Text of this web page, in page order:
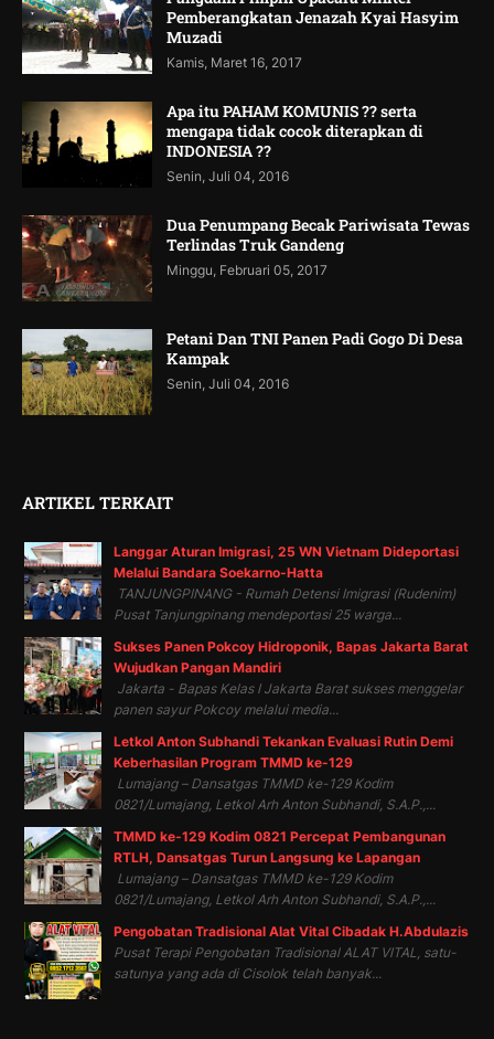
Pemberangkatan Jenazah Kyai Hasyim
Muzadi
Kamis, Maret 16, 2017
Apa itu PAHAM KOMUNIS ?? serta
mengapa tidak cocok diterapkan di
INDONESIA ??
Senin, Juli 04, 2016
Dua Penumpang Becak Pariwisata Tewas
Terlindas Truk Gandeng
Minggu, Februari 05, 2017
Petani Dan TNI Panen Padi Gogo Di Desa
Kampak
Senin, Juli 04, 2016
ARTIKEL TERKAIT
Langgar Aturan Imigrasi, 25 WN Vietnam Dideportasi
Melalui Bandara Soekarno-Hatta
TANJUNGPINANG - Rumah Detensi Imigrasi (Rudenim)
Pusat Tanjungpinang mendeportasi 25 warga...
Sukses Panen Pokcoy Hidroponik, Bapas Jakarta Barat
Wujudkan Pangan Mandiri
Jakarta - Bapas Kelas I Jakarta Barat sukses menggelar
panen sayur Pokcoy melalui media...
Letkol Anton Subhandi Tekankan Evaluasi Rutin Demi
Keberhasilan Program TMMD ke-129
Lumajang – Dansatgas TMMD ke-129 Kodim
0821/Lumajang, Letkol Arh Anton Subhandi, S.A.P.,...
TMMD ke-129 Kodim 0821 Percepat Pembangunan
RTLH, Dansatgas Turun Langsung ke Lapangan
Lumajang – Dansatgas TMMD ke-129 Kodim
0821/Lumajang, Letkol Arh Anton Subhandi, S.A.P.,...
Pengobatan Tradisional Alat Vital Cibadak H.Abdulazis
Pusat Terapi Pengobatan Tradisional ALAT VITAL, satu-
satunya yang ada di Cisolok telah banyak...